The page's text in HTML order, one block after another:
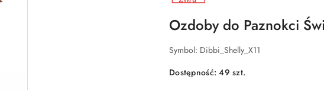
Ozdoby do Paznokci
Symbol: Dibbi_Shelly_X11
Dostępność:49szt.